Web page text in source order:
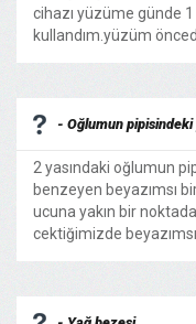
cihazı yüzüme günde
kullandım.yüzüm
- Oğlumun
2 yasındaki oğlumun
benzeyen beyazımsı
ucuna yakın bir
cektiğimizde beyazımsı